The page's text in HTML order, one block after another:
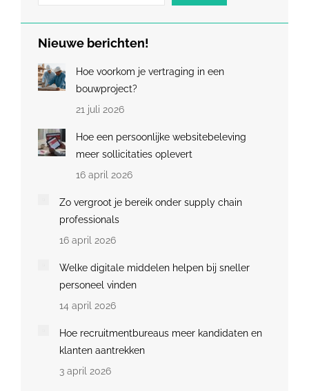
Nieuwe berichten!
Hoe voorkom je vertraging in een
bouwproject?
21 juli 2026
Hoe een persoonlijke websitebeleving
meer sollicitaties oplevert
16 april 2026
Zo vergroot je bereik onder supply chain
professionals
16 april 2026
Welke digitale middelen helpen bij sneller
personeel vinden
14 april 2026
Hoe recruitmentbureaus meer kandidaten en
klanten aantrekken
3 april 2026